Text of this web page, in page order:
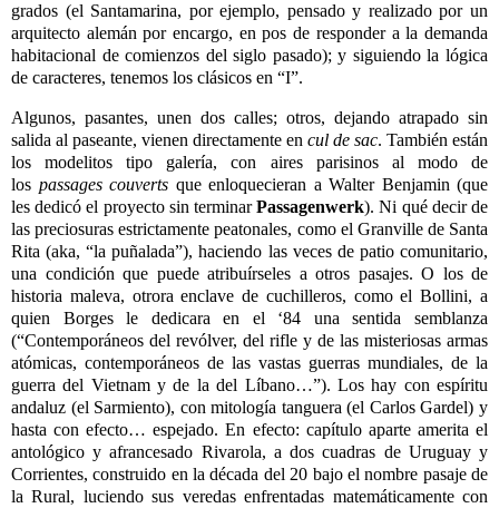
grados (el Santamarina, por ejemplo, pensado y realizado por un
arquitecto alemán por encargo, en pos de responder a la demanda
habitacional de comienzos del siglo pasado); y siguiendo la lógica
de caracteres, tenemos los clásicos en “I”.
Algunos, pasantes, unen dos calles; otros, dejando atrapado sin
salida al paseante, vienen directamente en cul de sac. También están
los modelitos tipo galería, con aires parisinos al modo de
los passages couverts que enloquecieran a Walter Benjamin (que
les dedicó el proyecto sin terminarPassagenwerk). Ni qué decir de
las preciosuras estrictamente peatonales, como el Granville de Santa
Rita (aka, “la puñalada”), haciendo las veces de patio comunitario,
una condición que puede atribuírseles a otros pasajes. O los de
historia maleva, otrora enclave de cuchilleros, como el Bollini, a
quien Borges le dedicara en el ‘84 una sentida semblanza
(“Contemporáneos del revólver, del rifle y de las misteriosas armas
atómicas, contemporáneos de las vastas guerras mundiales, de la
guerra del Vietnam y de la del Líbano…”). Los hay con espíritu
andaluz (el Sarmiento), con mitología tanguera (el Carlos Gardel) y
hasta con efecto… espejado. En efecto: capítulo aparte amerita el
antológico y afrancesado Rivarola, a dos cuadras de Uruguay y
Corrientes, construido en la década del 20 bajo el nombre pasaje de
la Rural, luciendo sus veredas enfrentadas matemáticamente con